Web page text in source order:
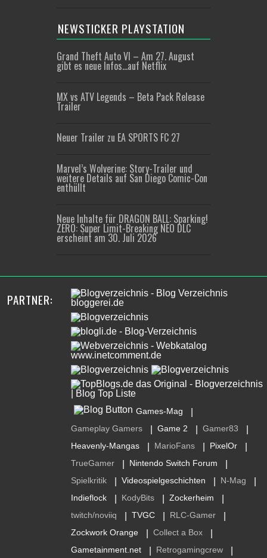
NEWSTICKER PLAYSTATION
Grand Theft Auto VI – Am 27. August
gibt es neue Infos…auf Netflix
MX vs ATV Legends – Beta Pack Release
Trailer
Neuer Trailer zu EA SPORTS FC 27
Marvel’s Wolverine: Story-Trailer und
weitere Details auf San Diego Comic-Con
enthüllt
Neue Inhalte für DRAGON BALL: Sparking!
ZERO: Super Limit-Breaking NEO DLC
erscheint am 30. Juli 2026
PARTNER:
Games-Mag
Gameplay Gamers Game 2 Gamer83
Heavenly-Mangas MarioFans PixelOr
TrueGamer Nintendo Switch Forum
Spielkritik Videospielgeschichten N-Mag
Indieflock KodyBits Zockerheim
twitch/noviiq TVGC RLC-Gamer
Zockwork Orange Collect a Box
Gametainment.net Retrogamingcrew